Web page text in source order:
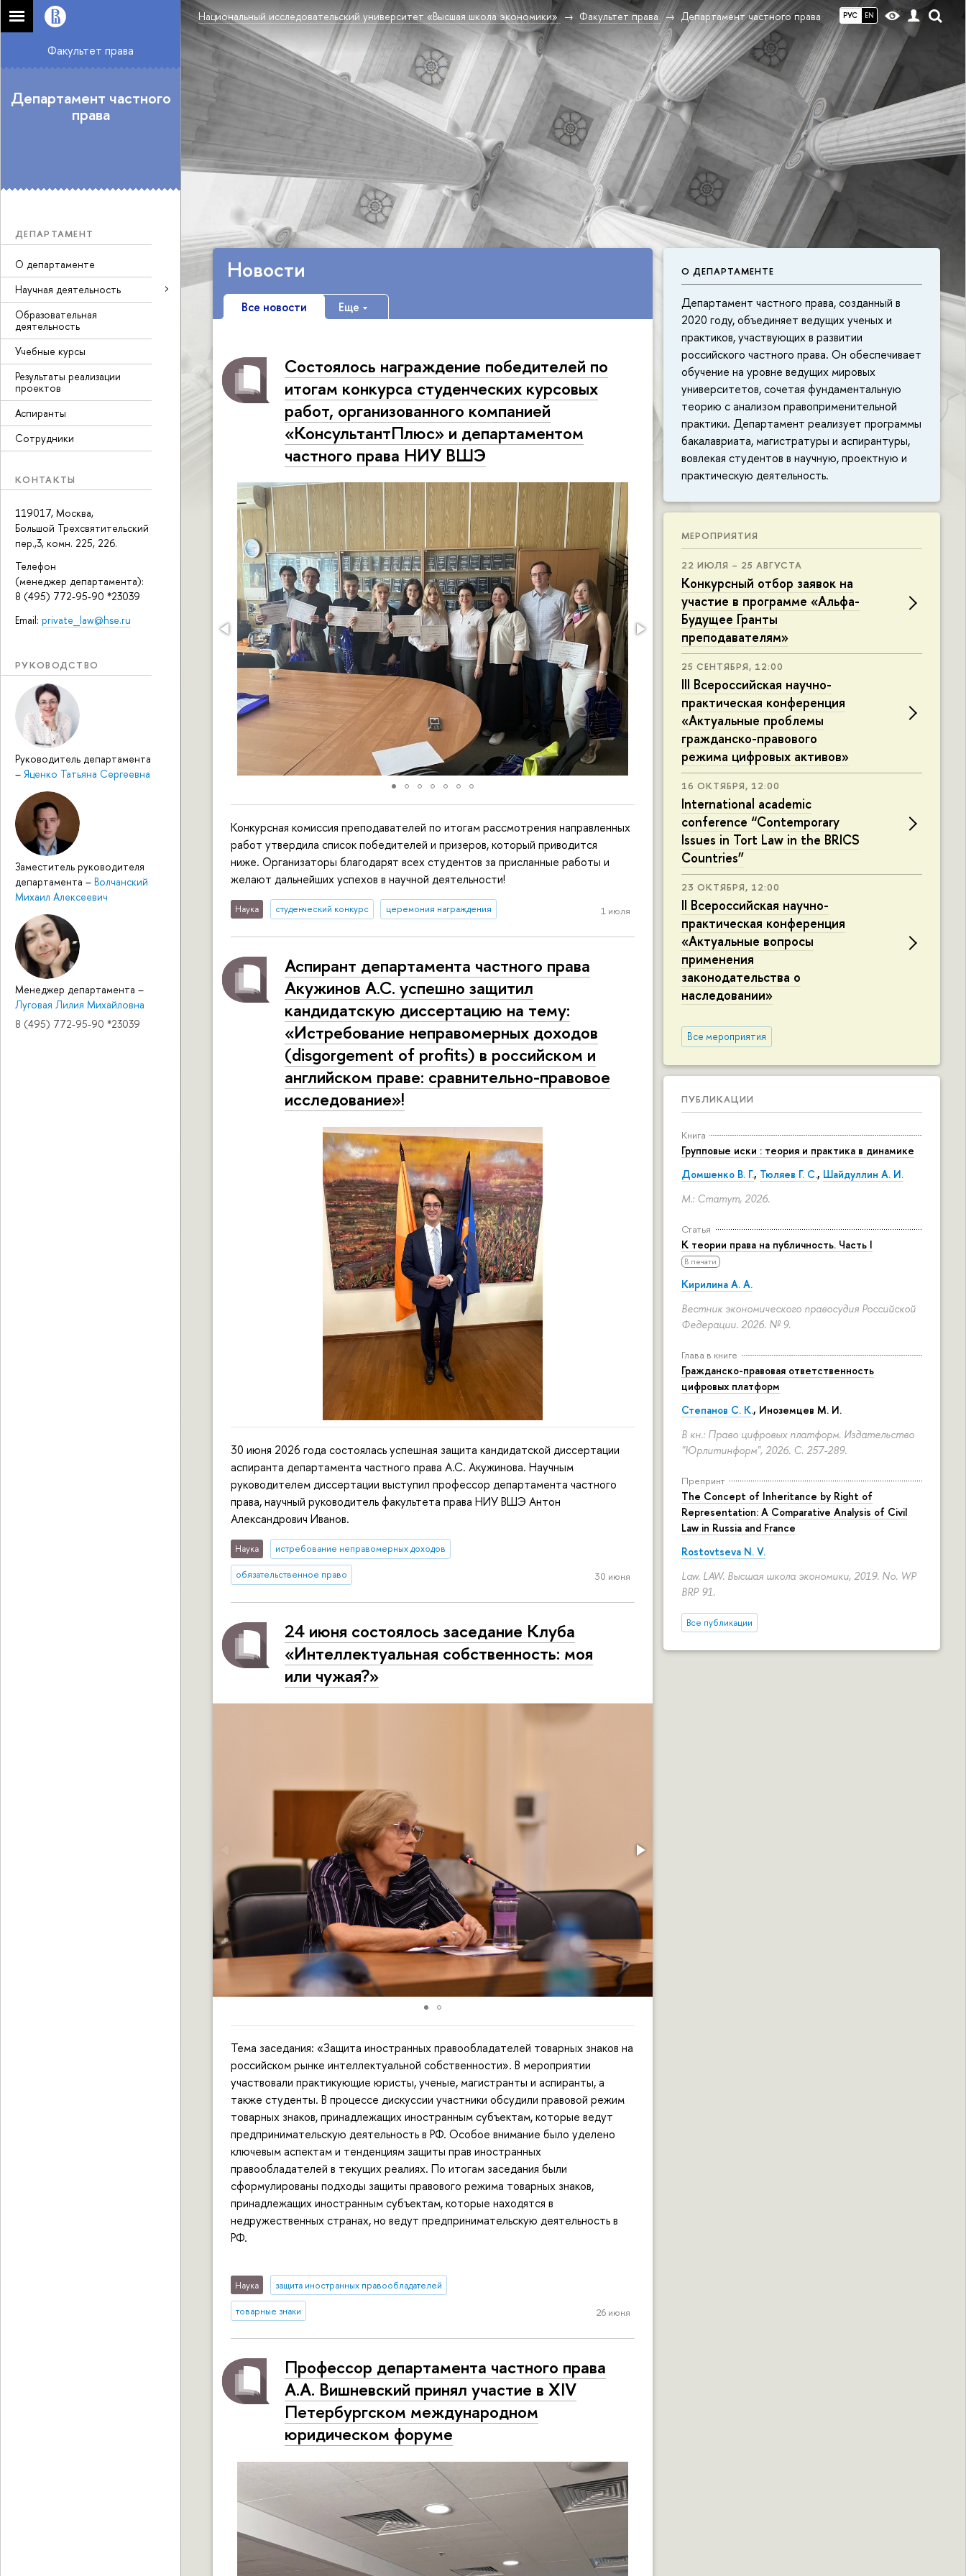
РУС EN
Национальный исследовательский университет «Высшая школа экономики» Факультет права Департамент частного права
Факультет права
Департамент частного
права
ДЕПАРТАМЕНТ
О департаменте
Научная деятельность
Образовательная
деятельность
Учебные курсы
Результаты реализации
проектов
Аспиранты
Сотрудники
КОНТАКТЫ
119017, Москва,
Большой Трехсвятительский
пер.,3, комн. 225, 226.
Телефон
(менеджер департамента):
8 (495) 772-95-90 *23039
Email: private_law@hse.ru
РУКОВОДСТВО
Руководитель департамента
– Яценко Татьяна Сергеевна
Заместитель руководителя
департамента – Волчанский
Михаил Алексеевич
Менеджер департамента –
Луговая Лилия Михайловна
8 (495) 772-95-90 *23039
О ДЕПАРТАМЕНТЕ
Департамент частного права, созданный в
2020 году, объединяет ведущих ученых и
практиков, участвующих в развитии
российского частного права. Он обеспечивает
обучение на уровне ведущих мировых
университетов, сочетая фундаментальную
теорию с анализом правоприменительной
практики. Департамент реализует программы
бакалавриата, магистратуры и аспирантуры,
вовлекая студентов в научную, проектную и
практическую деятельность.
МЕРОПРИЯТИЯ
22 ИЮЛЯ – 25 АВГУСТА
Конкурсный отбор заявок на
участие в программе «Альфа-
Будущее Гранты
преподавателям»
25 СЕНТЯБРЯ, 12:00
III Всероссийская научно-
практическая конференция
«Актуальные проблемы
гражданско-правового
режима цифровых активов»
16 ОКТЯБРЯ, 12:00
International academic
conference “Contemporary
Issues in Tort Law in the BRICS
Countries”
23 ОКТЯБРЯ, 12:00
II Всероссийская научно-
практическая конференция
«Актуальные вопросы
применения
законодательства о
наследовании»
Все мероприятия
ПУБЛИКАЦИИ
Книга
Групповые иски : теория и практика в динамике
Домшенко В. Г., Тюляев Г. С., Шайдуллин А. И.
М.: Статут, 2026.
Статья
К теории права на публичность. Часть I
В печати
Кирилина А. А.
Вестник экономического правосудия Российской
Федерации. 2026. № 9.
Глава в книге
Гражданско-правовая ответственность
цифровых платформ
Степанов С. К., Иноземцев М. И.
В кн.: Право цифровых платформ. Издательство
"Юрлитинформ", 2026. С. 257-289.
Препринт
The Concept of Inheritance by Right of
Representation: A Comparative Analysis of Civil
Law in Russia and France
Rostovtseva N. V.
Law. LAW. Высшая школа экономики, 2019. No. WP
BRP 91.
Все публикации
Новости
Все новости Еще
Состоялось награждение победителей по
итогам конкурса студенческих курсовых
работ, организованного компанией
«КонсультантПлюс» и департаментом
частного права НИУ ВШЭ
Конкурсная комиссия преподавателей по итогам рассмотрения направленных
работ утвердила список победителей и призеров, который приводится
ниже. Организаторы благодарят всех студентов за присланные работы и
желают дальнейших успехов в научной деятельности!
Наука студенческий конкурс церемония награждения 1 июля
Аспирант департамента частного права
Акужинов А.С. успешно защитил
кандидатскую диссертацию на тему:
«Истребование неправомерных доходов
(disgorgement of profits) в российском и
английском праве: сравнительно-правовое
исследование»!
30 июня 2026 года состоялась успешная защита кандидатской диссертации
аспиранта департамента частного права А.С. Акужинова. Научным
руководителем диссертации выступил профессор департамента частного
права, научный руководитель факультета права НИУ ВШЭ Антон
Александрович Иванов.
Наука истребование неправомерных доходов
обязательственное право 30 июня
24 июня состоялось заседание Клуба
«Интеллектуальная собственность: моя
или чужая?»
Тема заседания: «Защита иностранных правообладателей товарных знаков на
российском рынке интеллектуальной собственности». В мероприятии
участвовали практикующие юристы, ученые, магистранты и аспиранты, а
также студенты. В процессе дискуссии участники обсудили правовой режим
товарных знаков, принадлежащих иностранным субъектам, которые ведут
предпринимательскую деятельность в РФ. Особое внимание было уделено
ключевым аспектам и тенденциям защиты прав иностранных
правообладателей в текущих реалиях. По итогам заседания были
сформулированы подходы защиты правового режима товарных знаков,
принадлежащих иностранным субъектам, которые находятся в
недружественных странах, но ведут предпринимательскую деятельность в
РФ.
Наука защита иностранных правообладателей
товарные знаки 26 июня
Профессор департамента частного права
А.А. Вишневский принял участие в XIV
Петербургском международном
юридическом форуме